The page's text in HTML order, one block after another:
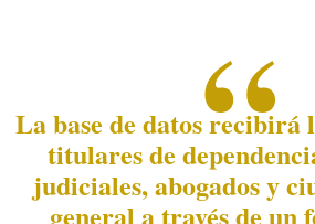
La base de datos recibirá
titulares de
judiciales, abogados y
general a través de